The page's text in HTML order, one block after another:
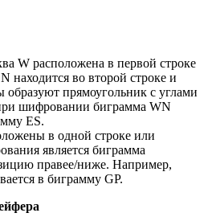
W расположена в первой строке
находится во второй строке и
образуют прямоугольник с углами
шифровании биграмма WN
ES.
в одной строке или
является биграмма
правее/ниже. Например,
в биграмму GP.